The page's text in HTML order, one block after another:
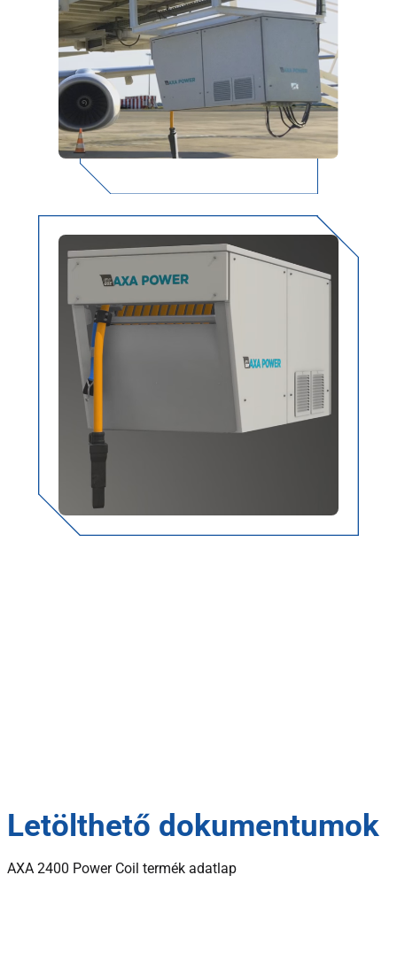
Letölthető dokumentumok
AXA 2400 Power Coil termék adatlap